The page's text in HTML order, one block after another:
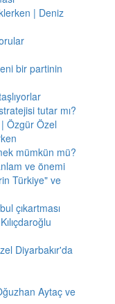
| Deniz
bir partinin
tutar mı?
| Özgür Özel
mümkün mü?
ve önemi
Türkiye" ve
çıkartması
Diyarbakır'da
Aytaç ve